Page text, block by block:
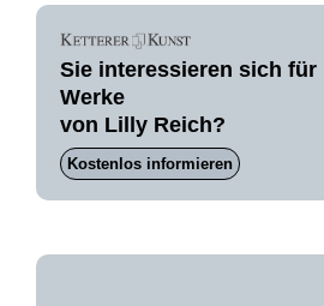
Sie interessieren sich für
Werke
von Lilly Reich?
Kostenlos informieren